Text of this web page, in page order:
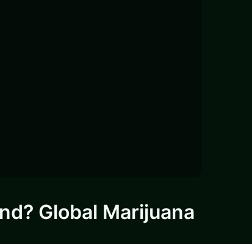
Global Marijuana